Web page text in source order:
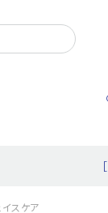
イスケア